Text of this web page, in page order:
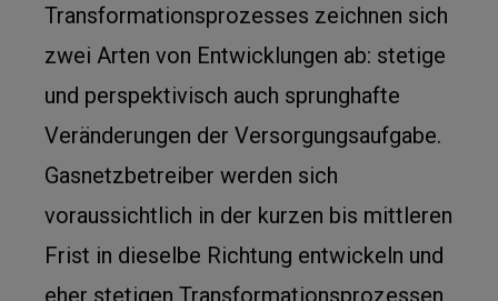
Transformationsprozesses zeichnen sich
zwei Arten von Entwicklungen ab: stetige
und perspektivisch auch sprunghafte
Veränderungen der Versorgungsaufgabe.
Gasnetzbetreiber werden sich
voraussichtlich in der kurzen bis mittleren
Frist in dieselbe Richtung entwickeln und
eher stetigen Transformationsprozessen